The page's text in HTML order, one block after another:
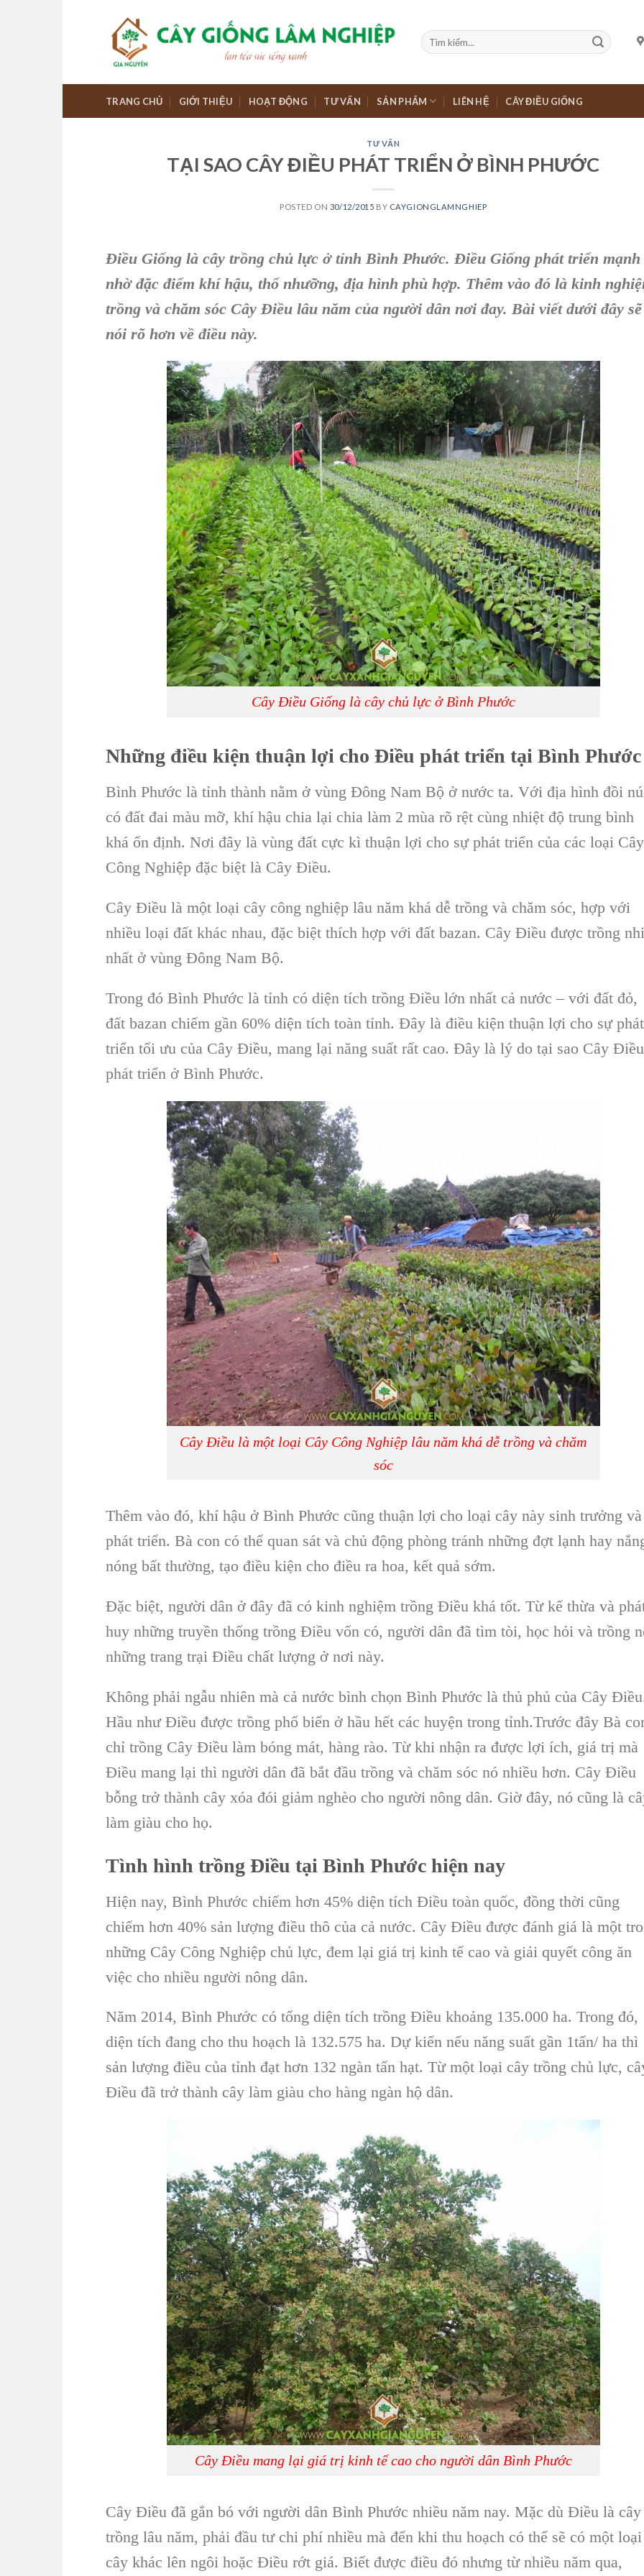
TRANG CHỦ GIỚI THIỆU HOẠT ĐỘNG TƯ VẤN SẢN PHẨM LIÊN HỆ CÂY ĐIỀU GIỐNG
TƯ VẤN
TẠI SAO CÂY ĐIỀU PHÁT TRIỂN Ở BÌNH PHƯỚC
POSTED ON 30/12/2015 BY CAYGIONGLAMNGHIEP
Điều Giống là cây trồng chủ lực ở tỉnh Bình Phước. Điều Giống phát triển mạnh
nhờ đặc điểm khí hậu, thổ nhưỡng, địa hình phù hợp. Thêm vào đó là kinh
trồng và chăm sóc Cây Điều lâu năm của người dân nơi đay. Bài viết dưới đây sẽ
nói rõ hơn về điều này.
Cây Điều Giống là cây chủ lực ở Bình Phước
Những điều kiện thuận lợi cho Điều phát triển tại Bình Phước
Bình Phước là tỉnh thành nằm ở vùng Đông Nam Bộ ở nước ta. Với địa hình đồi
có đất đai màu mỡ, khí hậu chia lại chia làm 2 mùa rõ rệt cùng nhiệt độ trung bình
khá ổn định. Nơi đây là vùng đất cực kì thuận lợi cho sự phát triển của các loại Cây
Công Nghiệp đặc biệt là Cây Điều.
Cây Điều là một loại cây công nghiệp lâu năm khá dễ trồng và chăm sóc, hợp với
nhiều loại đất khác nhau, đặc biệt thích hợp với đất bazan. Cây Điều được trồng
nhất ở vùng Đông Nam Bộ.
Trong đó Bình Phước là tỉnh có diện tích trồng Điều lớn nhất cả nước – với đất đỏ,
đất bazan chiếm gần 60% diện tích toàn tỉnh. Đây là điều kiện thuận lợi cho sự phát
triển tối ưu của Cây Điều, mang lại năng suất rất cao. Đây là lý do tại sao Cây Điều
phát triển ở Bình Phước.
Cây Điều là một loại Cây Công Nghiệp lâu năm khá dễ trồng và chăm
sóc
Thêm vào đó, khí hậu ở Bình Phước cũng thuận lợi cho loại cây này sinh trưởng và
phát triển. Bà con có thể quan sát và chủ động phòng tránh những đợt lạnh hay
nóng bất thường, tạo điều kiện cho điều ra hoa, kết quả sớm.
Đặc biệt, người dân ở đây đã có kinh nghiệm trồng Điều khá tốt. Từ kế thừa và
huy những truyền thống trồng Điều vốn có, người dân đã tìm tòi, học hỏi và trồng
những trang trại Điều chất lượng ở nơi này.
Không phải ngẫu nhiên mà cả nước bình chọn Bình Phước là thủ phủ của Cây Điều
Hầu như Điều được trồng phổ biến ở hầu hết các huyện trong tỉnh.Trước đây Bà
chỉ trồng Cây Điều làm bóng mát, hàng rào. Từ khi nhận ra được lợi ích, giá trị mà
Điều mang lại thì người dân đã bắt đầu trồng và chăm sóc nó nhiều hơn. Cây Điều
bỗng trở thành cây xóa đói giảm nghèo cho người nông dân. Giờ đây, nó cũng là
làm giàu cho họ.
Tình hình trồng Điều tại Bình Phước hiện nay
Hiện nay, Bình Phước chiếm hơn 45% diện tích Điều toàn quốc, đồng thời cũng
chiếm hơn 40% sản lượng điều thô của cả nước. Cây Điều được đánh giá là một
những Cây Công Nghiệp chủ lực, đem lại giá trị kinh tế cao và giải quyết công ăn
việc cho nhiều người nông dân.
Năm 2014, Bình Phước có tổng diện tích trồng Điều khoảng 135.000 ha. Trong đó,
diện tích đang cho thu hoạch là 132.575 ha. Dự kiến nếu năng suất gần 1tấn/ ha thì
sản lượng điều của tỉnh đạt hơn 132 ngàn tấn hạt. Từ một loại cây trồng chủ lực,
Điều đã trở thành cây làm giàu cho hàng ngàn hộ dân.
Cây Điều mang lại giá trị kinh tế cao cho người dân Bình Phước
Cây Điều đã gắn bó với người dân Bình Phước nhiều năm nay. Mặc dù Điều là cây
trồng lâu năm, phải đầu tư chi phí nhiều mà đến khi thu hoạch có thể sẽ có một loại
cây khác lên ngôi hoặc Điều rớt giá. Biết được điều đó nhưng từ nhiều năm qua,